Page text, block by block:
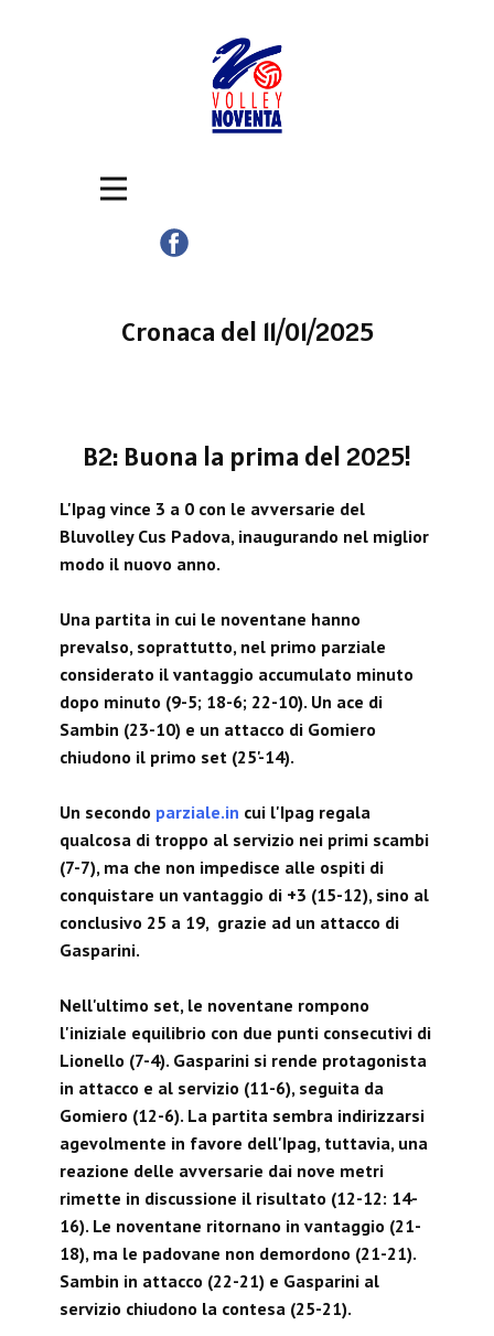
Cronaca del 11/01/2025
B2: Buona la prima del 2025!
L'Ipag vince 3 a 0 con le avversarie del
Bluvolley Cus Padova, inaugurando nel miglior
modo il nuovo anno.
Una partita in cui le noventane hanno
prevalso, soprattutto, nel primo parziale
considerato il vantaggio accumulato minuto
dopo minuto (9-5; 18-6; 22-10). Un ace di
Sambin (23-10) e un attacco di Gomiero
chiudono il primo set (25'-14).
Un secondo parziale.in cui l'Ipag regala
qualcosa di troppo al servizio nei primi scambi
(7-7), ma che non impedisce alle ospiti di
conquistare un vantaggio di +3 (15-12), sino al
conclusivo 25 a 19, grazie ad un attacco di
Gasparini.
Nell'ultimo set, le noventane rompono
l'iniziale equilibrio con due punti consecutivi di
Lionello (7-4). Gasparini si rende protagonista
in attacco e al servizio (11-6), seguita da
Gomiero (12-6). La partita sembra indirizzarsi
agevolmente in favore dell'Ipag, tuttavia, una
reazione delle avversarie dai nove metri
rimette in discussione il risultato (12-12: 14-
16). Le noventane ritornano in vantaggio (21-
18), ma le padovane non demordono (21-21).
Sambin in attacco (22-21) e Gasparini al
servizio chiudono la contesa (25-21).